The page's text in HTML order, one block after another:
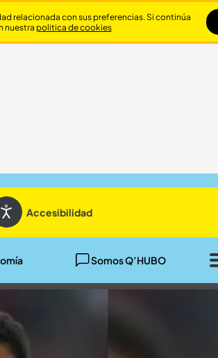
Accesibilidad
Somos Q’HUBO
relacionada con sus preferencias. Si continúa
nuestra politica de cookies